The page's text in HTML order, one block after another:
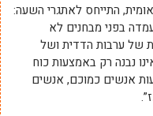
התייחס לאתגרי השעה:
בפני מבחנים לא
של ערבות הדדית ושל
נבנה רק באמצעות כוח
אנשים כמוכם, אנשים